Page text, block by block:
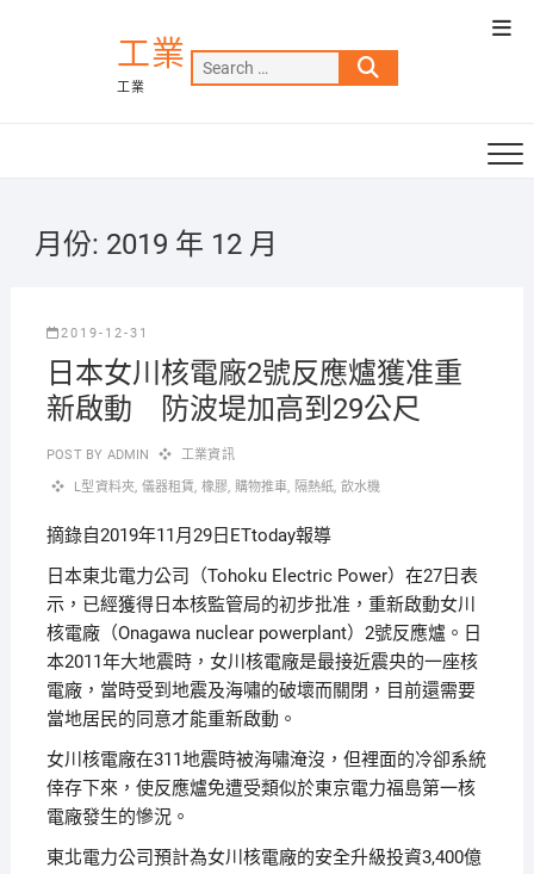
工業
工業
Search
…
月份: 2019 年 12 月
2019-12-31
日本女川核電廠2號反應爐獲准重
新啟動 防波堤加高到29公尺
POST BY ADMIN 工業資訊
L型資料夾, 儀器租賃, 橡膠, 購物推車, 隔熱紙, 飲水機
摘錄自2019年11月29日ETtoday報導
日本東北電力公司（Tohoku Electric Power）在27日表
示，已經獲得日本核監管局的初步批准，重新啟動女川
核電廠（Onagawa nuclear powerplant）2號反應爐。日
本2011年大地震時，女川核電廠是最接近震央的一座核
電廠，當時受到地震及海嘯的破壞而關閉，目前還需要
當地居民的同意才能重新啟動。
女川核電廠在311地震時被海嘯淹沒，但裡面的冷卻系統
倖存下來，使反應爐免遭受類似於東京電力福島第一核
電廠發生的慘況。
東北電力公司預計為女川核電廠的安全升級投資3,400億